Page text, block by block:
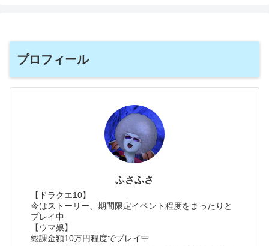
プロフィール
ふさふさ
【ドラクエ10】
今はストーリー、期間限定イベント程度をまったりと
プレイ中
【ウマ娘】
総課金額10万円程度でプレイ中